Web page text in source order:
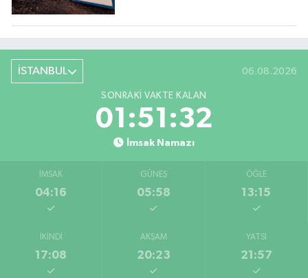
İSTANBUL 06.08.2026
SONRAKI VAKTE KALAN
01:51:30
İmsak Namazı
İMSAK
04:16
GÜNEŞ
05:58
ÖĞLE
13:15
İKINDI
17:08
AKŞAM
20:23
YATSI
21:57